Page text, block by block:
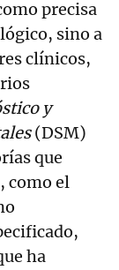
precisa
sino a
clínicos,
y
(DSM)
que
como el
ha